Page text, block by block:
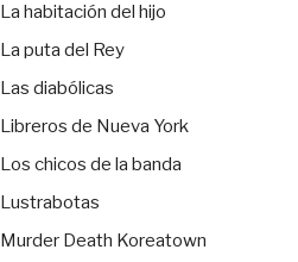
La habitación del hijo
La puta del Rey
Las diabólicas
Libreros de Nueva York
Los chicos de la banda
Lustrabotas
Murder Death Koreatown